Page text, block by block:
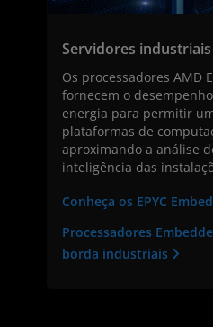
Servidores
Os processadores AMD
fornecem o
energia para permitir
plataformas de
aproximando a análise
inteligência das
Conheça os EPYC
Processadores
borda industriais